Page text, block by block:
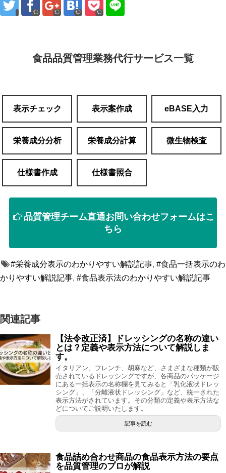
食品品質管理業務代行サービス一覧
表示チェック 表示案作成 eBASE入力
栄養成分分析 栄養成分計算 微生物検査
仕様書作成 仕様書照合
品質管理チーム直通お問い合わせフォームはこ
ちら
#栄養成分表示のわかりやすい解説記事, #食品一括表示のわ
かりやすい解説記事, #食品表示法のわかりやすい解説記事
関連記事
【法令改正済】ドレッシングの名称の違い
とは？定義や表示方法について解説しま
す。
イタリアン、フレンチ、胡麻など、さまざまな種類が販
売されているドレッシングですが、各商品のパッケージ
にある一括表示の名称欄を見てみると「乳化液状ドレッ
シング」、「分離液状ドレッシング」など、統一された
表示方法がされています。その分類の定義や表示方法な
どについてご説明いたします。
記事を読む
食品詰め合わせ商品の食品表示方法の要点
を品質管理のプロが解説